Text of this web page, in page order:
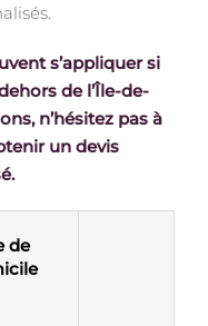
s’appliquer si
de l’Île-de-
n’hésitez pas à
un devis
de